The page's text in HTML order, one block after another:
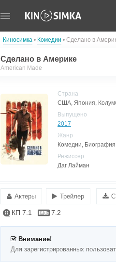
Киносимка • Комедии • Сделано в
Сделано в Америке
American Made
Страна
США, Япония,
Выпущено
2017
Жанр
Комедии,
Режиссер
Даг Лайман
Актеры Трейлер
КП 7.1 7.2
Внимание!
Для зарегистрированных